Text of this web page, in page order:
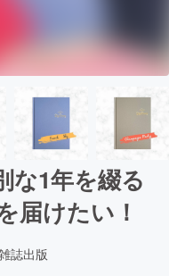
な1年を綴る
届けたい！
誌出版